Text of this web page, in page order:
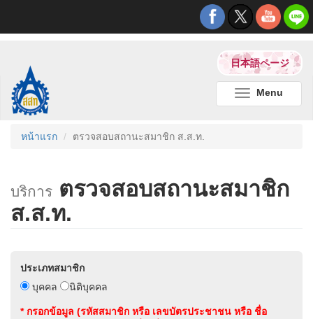
日本語ページ
Toggle
navigation
Menu
หน้าแรก ตรวจสอบสถานะสมาชิก ส.ส.ท.
บริการ ตรวจสอบสถานะสมาชิก
ส.ส.ท.
ประเภทสมาชิก
บุคคล
นิติบุคคล
* กรอกข้อมูล (รหัสสมาชิก หรือ เลขบัตรประชาชน หรือ ชื่อ